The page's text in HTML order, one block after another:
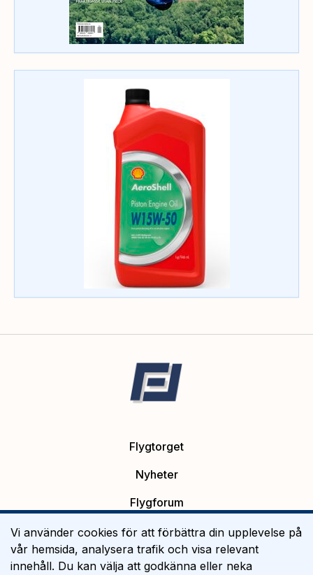
Flygtorget
Nyheter
Flygforum
Platsannonser
Flygutbildning
Vi använder cookies för att förbättra din upplevelse på
vår hemsida, analysera trafik och visa relevant
innehåll. Du kan välja att godkänna eller neka